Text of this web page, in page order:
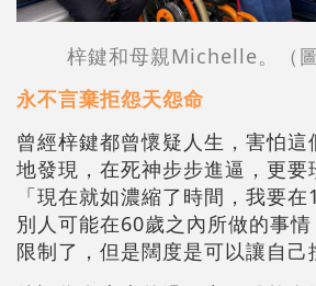
梓鍵和母親Michelle。（圖
永不言棄拒怨天怨命
曾經梓鍵都曾懷疑人生，害怕
地發現，在死神步步進逼，更要
「現在就如濃縮了時間，我要
別人可能在60歲之內所做的事
限制了，但是闊度是可以讓自己